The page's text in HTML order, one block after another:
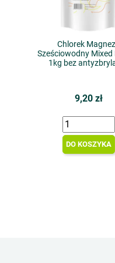
Chlorek
Sześciowodny Mixed
1kg bez
9,20 zł
DO KOSZYKA